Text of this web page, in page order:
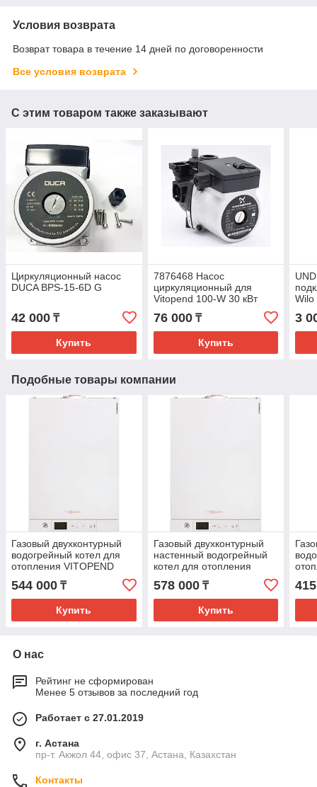
Условия возврата
Возврат товара в течение 14 дней по договоренности
Все условия возврата
С этим товаром также заказывают
Циркуляционный насос
DUCA BPS-15-6D G
42 000 ₸
Купить
7876468 Насос
циркуляционный для
Vitopend 100-W 30 кВт
76 000₸
Купить
Wilo
3
Подобные товары компании
Газовый двухконтурный
водогрейный котел для
отопления VITOPEND
544 000 ₸
Купить
Газовый двухконтурный
настенный водогрейный
котел для отопления
A1JB 34 кВт
578 000₸
Купить
О нас
Рейтинг не сформирован
Менее 5 отзывов за последний год
Работает с 27.01.2019
г. Астана
пр-т. Акжол 44, офис 37, Астана, Казахстан
Контакты